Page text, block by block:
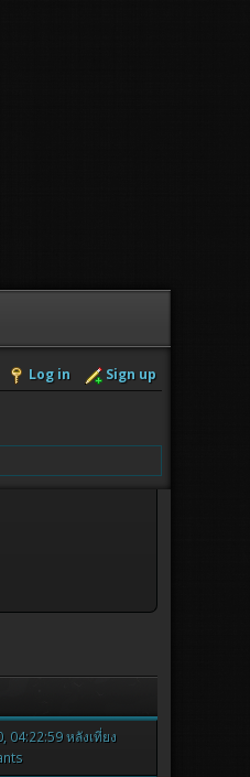
Log in Sign up
04:22:59 หลังเที่ยง